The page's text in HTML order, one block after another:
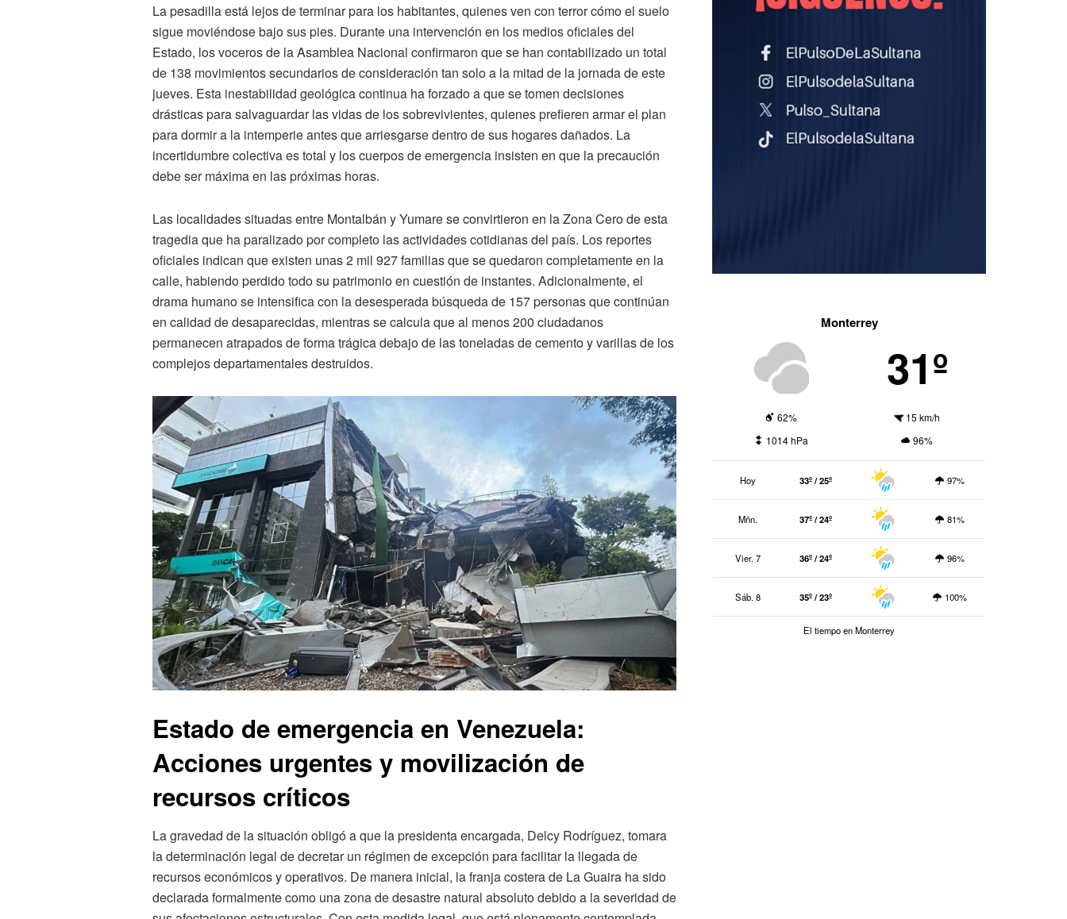
La pesadilla está lejos de terminar para los habitantes, quienes ven con terror cómo el suelo
sigue moviéndose bajo sus pies. Durante una intervención en los medios oficiales del
Estado, los voceros de la Asamblea Nacional confirmaron que se han contabilizado un total
de 138 movimientos secundarios de consideración tan solo a la mitad de la jornada de este
jueves. Esta inestabilidad geológica continua ha forzado a que se tomen decisiones
drásticas para salvaguardar las vidas de los sobrevivientes, quienes prefieren armar el plan
para dormir a la intemperie antes que arriesgarse dentro de sus hogares dañados. La
incertidumbre colectiva es total y los cuerpos de emergencia insisten en que la precaución
debe ser máxima en las próximas horas.
Las localidades situadas entre Montalbán y Yumare se convirtieron en la Zona Cero de esta
tragedia que ha paralizado por completo las actividades cotidianas del país. Los reportes
oficiales indican que existen unas 2 mil 927 familias que se quedaron completamente en la
calle, habiendo perdido todo su patrimonio en cuestión de instantes. Adicionalmente, el
drama humano se intensifica con la desesperada búsqueda de 157 personas que continúan
en calidad de desaparecidas, mientras se calcula que al menos 200 ciudadanos
permanecen atrapados de forma trágica debajo de las toneladas de cemento y varillas de los
complejos departamentales destruidos.
Estado de emergencia en Venezuela:
Acciones urgentes y movilización de
recursos críticos
La gravedad de la situación obligó a que la presidenta encargada, Delcy Rodríguez, tomara
la determinación legal de decretar un régimen de excepción para facilitar la llegada de
recursos económicos y operativos. De manera inicial, la franja costera de La Guaira ha sido
declarada formalmente como una zona de desastre natural absoluto debido a la severidad de
Monterrey
31º
62%
15 km/h
1014 hPa
96%
Hoy 33º / 25º 97%
Mñn. 37º / 24º 81%
Vier. 7 36º / 24º 96%
Sáb. 8 35º / 23º 100%
El tiempo en Monterrey